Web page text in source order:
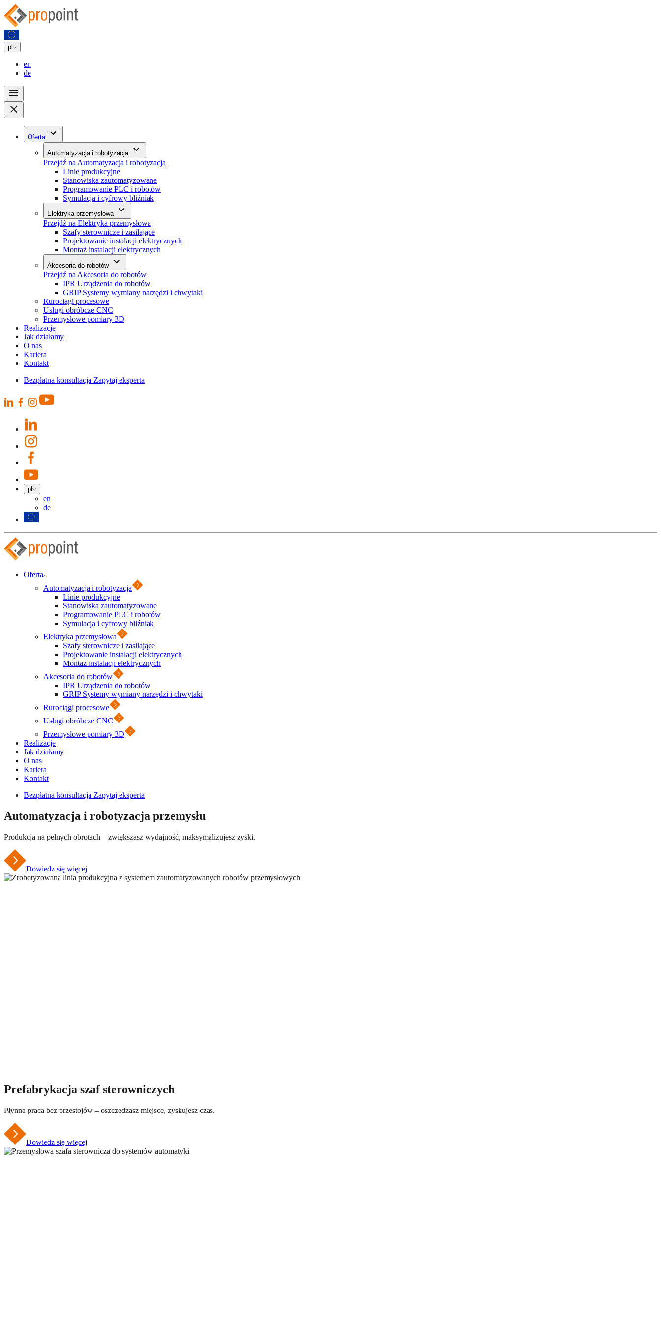
pl
en
de
Oferta
Automatyzacja i robotyzacja
Przejdź na Automatyzacja i robotyzacja
Linie produkcyjne
Stanowiska zautomatyzowane
Programowanie PLC i robotów
Symulacja i cyfrowy bliźniak
Elektryka przemysłowa
Przejdź na Elektryka przemysłowa
Szafy sterownicze i zasilające
Projektowanie instalacji elektrycznych
Montaż instalacji elektrycznych
Akcesoria do robotów
Przejdź na Akcesoria do robotów
IPR Urządzenia do robotów
GRIP Systemy wymiany narzędzi i chwytaki
Rurociągi procesowe
Usługi obróbcze CNC
Przemysłowe pomiary 3D
Realizacje
Jak działamy
O nas
Kariera
Kontakt
Bezpłatna konsultacja Zapytaj eksperta
pl
en
de
Oferta
Automatyzacja i robotyzacja
Linie produkcyjne
Stanowiska zautomatyzowane
Programowanie PLC i robotów
Symulacja i cyfrowy bliźniak
Elektryka przemysłowa
Szafy sterownicze i zasilające
Projektowanie instalacji elektrycznych
Montaż instalacji elektrycznych
Akcesoria do robotów
IPR Urządzenia do robotów
GRIP Systemy wymiany narzędzi i chwytaki
Rurociągi procesowe
Usługi obróbcze CNC
Przemysłowe pomiary 3D
Realizacje
Jak działamy
O nas
Kariera
Kontakt
Bezpłatna konsultacja Zapytaj eksperta
Automatyzacja i robotyzacja przemysłu
Produkcja na pełnych obrotach – zwiększasz wydajność, maksymalizujesz zyski.
Dowiedz się więcej
Prefabrykacja szaf sterowniczych
Płynna praca bez przestojów – oszczędzasz miejsce, zyskujesz czas.
Dowiedz się więcej